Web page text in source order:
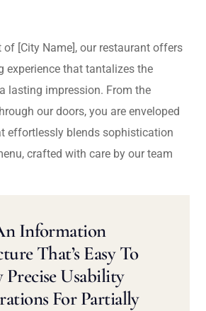
of [City Name], our restaurant offers
experience that tantalizes the
lasting impression. From the
our doors, you are enveloped
effortlessly blends sophistication
crafted with care by our team
Information
That’s Easy To
Precise Usability
For Partially